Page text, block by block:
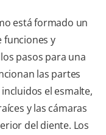
está formado un
funciones y
pasos para una
las partes
el esmalte,
y las cámaras
del diente. Los